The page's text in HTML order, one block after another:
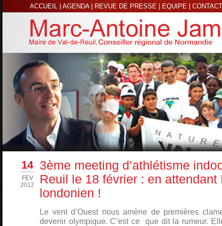
ACCUEIL AGENDA| REVUE DE PRESSE EQUIPE CONTACT
14
FEV
2012
3ème meeting d’athlétisme
Reuil le 18 février : en attendant
londonien !
Le vent d’Ouest nous amène de premières
devenir olympique. C’est ce que dit la rumeur.